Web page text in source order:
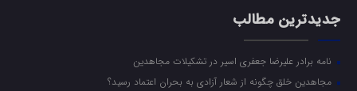
جدیدترین مطالب
نامه برادر علیرضا جعفری اسیر در تشکیلات مجاهدین
مجاهدین خلق چگونه از شعار آزادی به بحران اعتماد رسید؟